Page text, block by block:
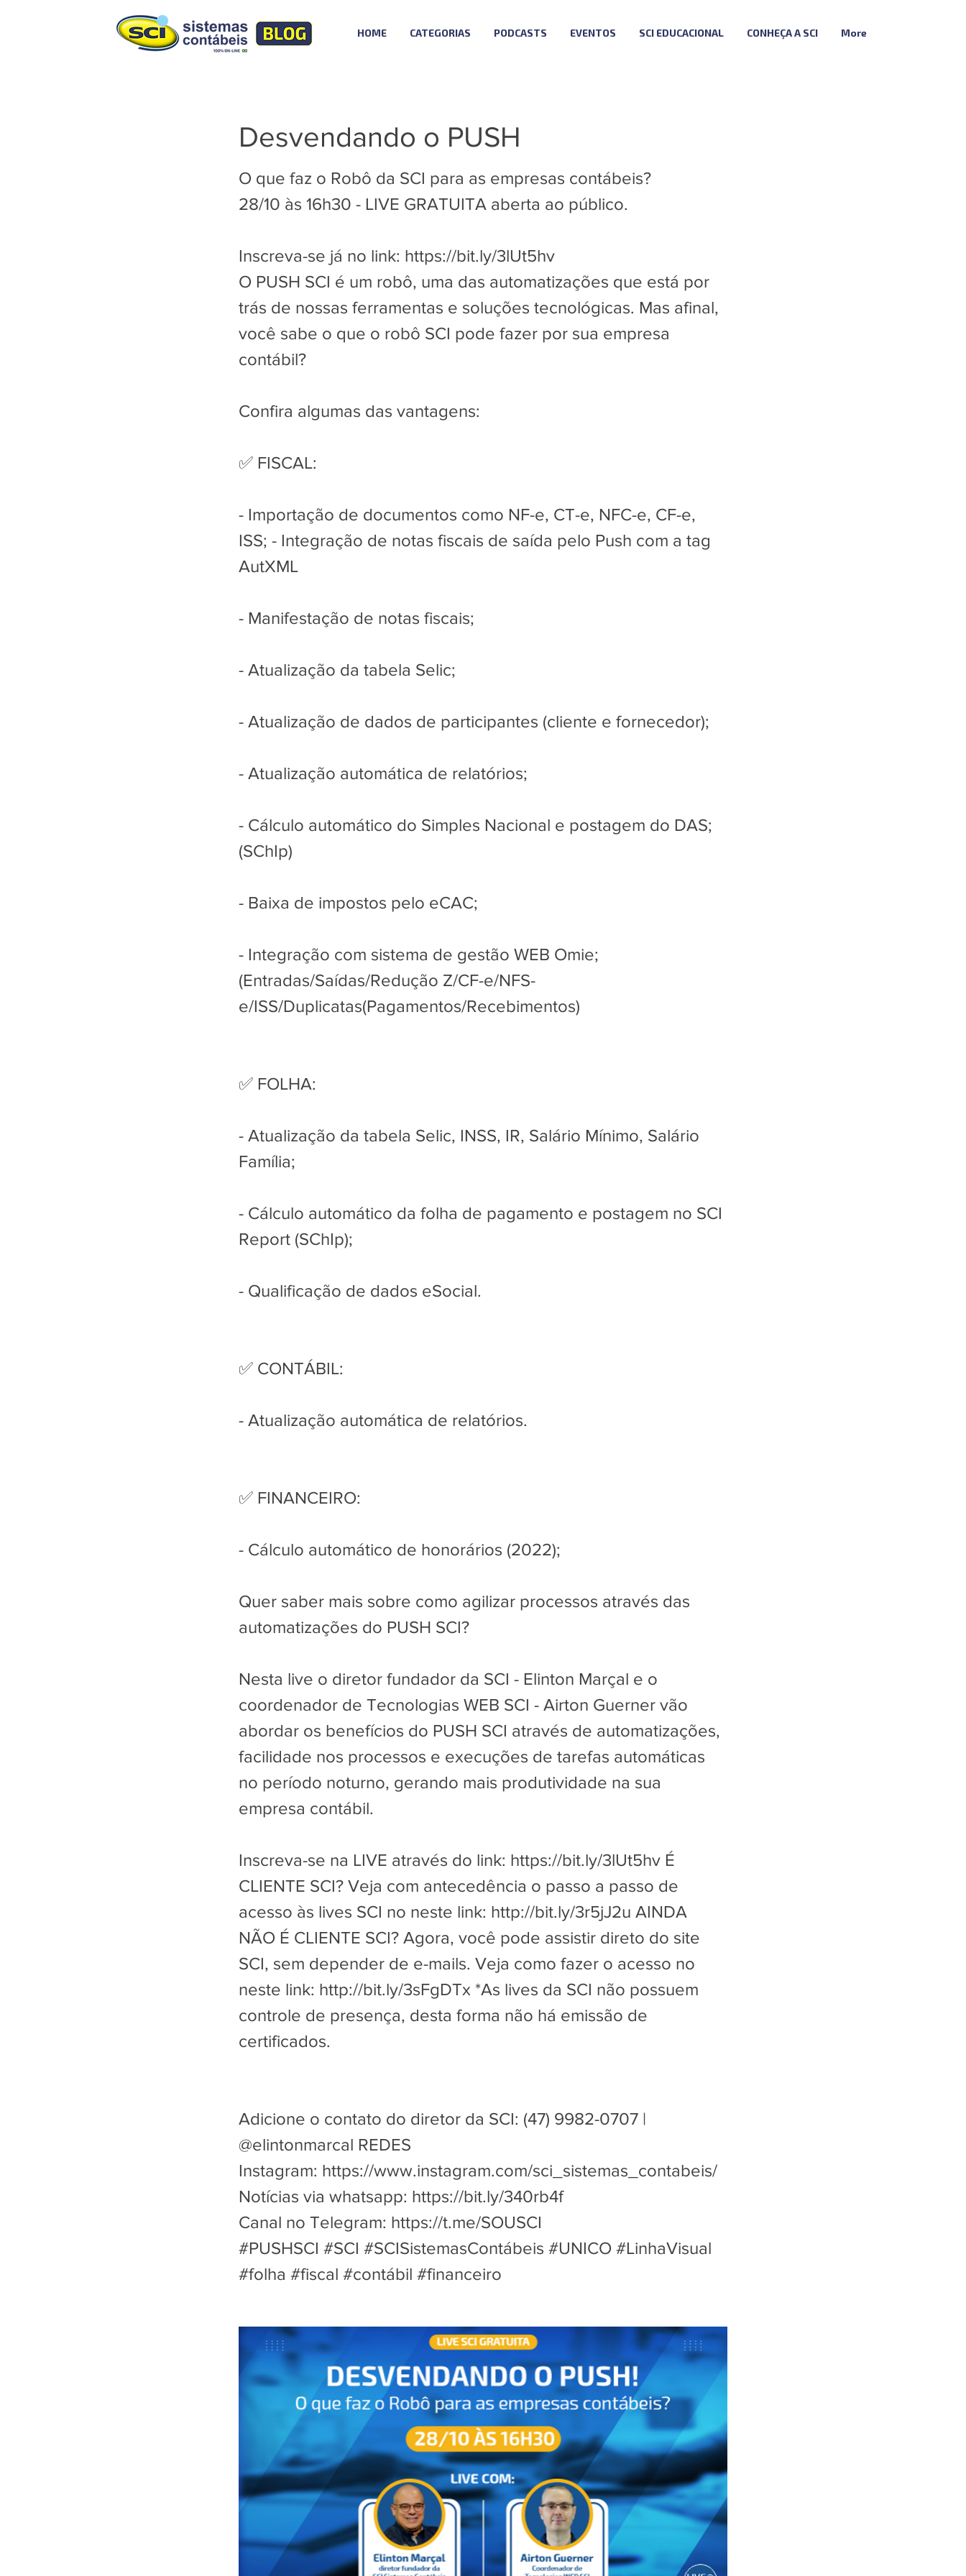
HOME CATEGORIAS PODCASTS EVENTOS SCI EDUCACIONAL CONHEÇA A SCI More
Desvendando o PUSH
O que faz o Robô da SCI para as empresas contábeis?
28/10 às 16h30 - LIVE GRATUITA aberta ao público.
Inscreva-se já no link: https://bit.ly/3lUt5hv
O PUSH SCI é um robô, uma das automatizações que está por
trás de nossas ferramentas e soluções tecnológicas. Mas afinal,
você sabe o que o robô SCI pode fazer por sua empresa
contábil?
Confira algumas das vantagens:
✅ FISCAL:
- Importação de documentos como NF-e, CT-e, NFC-e, CF-e,
ISS; - Integração de notas fiscais de saída pelo Push com a tag
AutXML
- Manifestação de notas fiscais;
- Atualização da tabela Selic;
- Atualização de dados de participantes (cliente e fornecedor);
- Atualização automática de relatórios;
- Cálculo automático do Simples Nacional e postagem do DAS;
(SChIp)
- Baixa de impostos pelo eCAC;
- Integração com sistema de gestão WEB Omie;
(Entradas/Saídas/Redução Z/CF-e/NFS-
e/ISS/Duplicatas(Pagamentos/Recebimentos)
✅ FOLHA:
- Atualização da tabela Selic, INSS, IR, Salário Mínimo, Salário
Família;
- Cálculo automático da folha de pagamento e postagem no SCI
Report (SChIp);
- Qualificação de dados eSocial.
✅ CONTÁBIL:
- Atualização automática de relatórios.
✅ FINANCEIRO:
- Cálculo automático de honorários (2022);
Quer saber mais sobre como agilizar processos através das
automatizações do PUSH SCI?
Nesta live o diretor fundador da SCI - Elinton Marçal e o
coordenador de Tecnologias WEB SCI - Airton Guerner vão
abordar os benefícios do PUSH SCI através de automatizações,
facilidade nos processos e execuções de tarefas automáticas
no período noturno, gerando mais produtividade na sua
empresa contábil.
Inscreva-se na LIVE através do link: https://bit.ly/3lUt5hv É
CLIENTE SCI? Veja com antecedência o passo a passo de
acesso às lives SCI no neste link: http://bit.ly/3r5jJ2u AINDA
NÃO É CLIENTE SCI? Agora, você pode assistir direto do site
SCI, sem depender de e-mails. Veja como fazer o acesso no
neste link: http://bit.ly/3sFgDTx *As lives da SCI não possuem
controle de presença, desta forma não há emissão de
certificados.
Adicione o contato do diretor da SCI: (47) 9982-0707 |
@elintonmarcal REDES
Instagram: https://www.instagram.com/sci_sistemas_contabeis/
Notícias via whatsapp: https://bit.ly/340rb4f
Canal no Telegram: https://t.me/SOUSCI
#PUSHSCI #SCI #SCISistemasContábeis #UNICO #LinhaVisual
#folha #fiscal #contábil #financeiro